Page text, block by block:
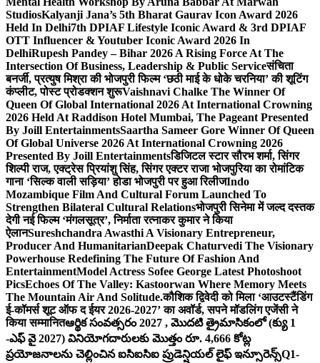
StudiosKalyanji Jana’s 5th Bharat Gaurav Icon Award 2026
Held In Delhi7th DPIAF Lifestyle Iconic Award & 3rd DPIAF
OTT Influencer & Youtuber Iconic Award 2026 In
DelhiRupesh Pandey – Bihar 2026 A Rising Force At The
Intersection Of Business, Leadership & Public Serviceसंचिता
बनर्जी, प्रत्युष मिश्रा की भोजपुरी फिल्म ‘छठी माई के धोके चरनिया’ की शूटिंग
कंप्लीट, पोस्ट प्रोडक्शन शुरूVaishnavi Chalke The Winner Of
Queen Of Global International 2026 At International Crowning
2026 Held At Raddison Hotel Mumbai, The Pageant Presented
By Joill EntertainmentsSaartha Sameer Gore Winner Of Queen
Of Global Universe 2026 At International Crowning 2026
Presented By Joill Entertainmentsडिजिटल स्टार सौरभ शर्मा, सिंगर
शिल्पी राज, एक्ट्रेस प्रियांशु सिंह, सिंगर एक्टर राजा भोजपुरिया का रोमांटिक
गाना ‘सिल्क वाली सड़िया’ होडा भोजपुरी पर हुआ रिलीजIndo
Mozambique Film And Cultural Forum Launched To
Strengthen Bilateral Cultural Relationsभोजपुरी सिनेमा में जल्द दस्तक
देगी नई फिल्म ‘मंगलसूत्र’, निर्माता रत्नाकर कुमार ने किया
ऐलानSureshchandra Awasthi A Visionary Entrepreneur,
Producer And HumanitarianDeepak Chaturvedi The Visionary
Powerhouse Redefining The Future Of Fashion And
EntertainmentModel Actress Sofee George Latest Photoshoot
PicsEchoes Of The Valley: Kastoorwan Where Memory Meets
The Mountain Air And Solitude.कौशिक द्विवेदी को मिला ‘आउटस्टैंडिंग
ई-कॉमर्स शूट ऑफ द ईयर 2026-2027’ का अवॉर्ड, सपने मॉडलिंग एजेंसी ने
किया सम्मानितఆర్థిక సంవత్సరం 2027 , మొదటి త్రైమాసికంలో (క్యు 1
-ఎఫ్ వై 2027) వినియోగదారులకు మొత్తం రూ. 4,666 కోట్ల
ప్రయోజనాలను చెల్లించిన ఐసిఐసిఐ ప్రుడెన్షియల్ లైఫ్ ఇన్సూరెన్స్Q1-